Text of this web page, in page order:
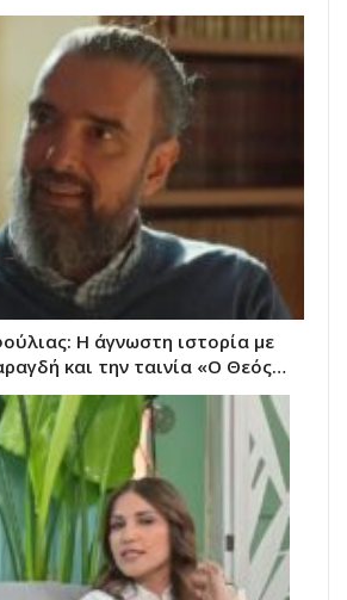
Η άγνωστη ιστορία με
και την ταινία «Ο Θεός…